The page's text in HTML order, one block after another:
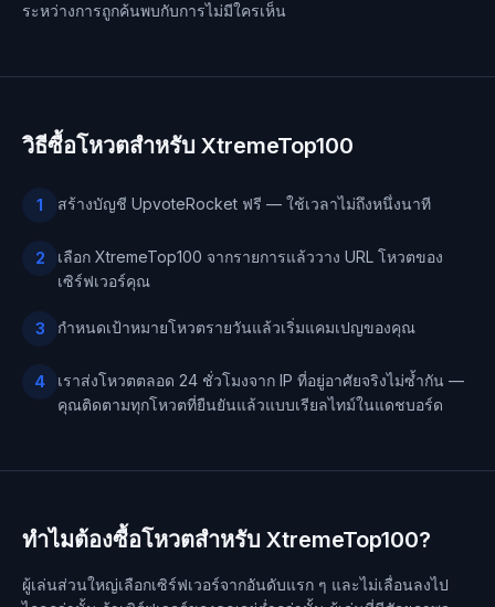
ระหว่างการถูกค้นพบกับการไม่มีใครเห็น
วิธีซื้อโหวตสำหรับ XtremeTop100
1 สร้างบัญชี UpvoteRocket ฟรี — ใช้เวลาไม่ถึงหนึ่งนาที
2
เลือก XtremeTop100 จากรายการแล้ววาง URL โหวตของ
เซิร์ฟเวอร์คุณ
3 กำหนดเป้าหมายโหวตรายวันแล้วเริ่มแคมเปญของคุณ
4
เราส่งโหวตตลอด 24 ชั่วโมงจาก IP ที่อยู่อาศัยจริงไม่ซ้ำกัน —
คุณติดตามทุกโหวตที่ยืนยันแล้วแบบเรียลไทม์ในแดชบอร์ด
ทำไมต้องซื้อโหวตสำหรับ XtremeTop100?
ผู้เล่นส่วนใหญ่เลือกเซิร์ฟเวอร์จากอันดับแรก ๆ และไม่เลื่อนลงไป